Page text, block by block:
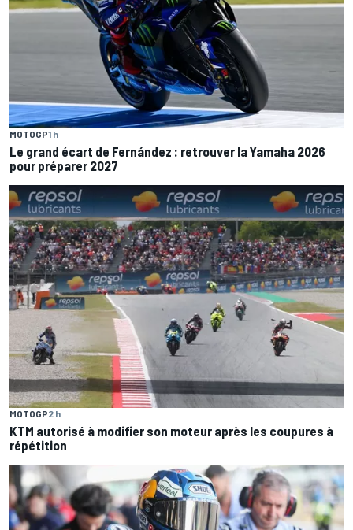
MOTOGP1 h
Le grand écart de Fernández : retrouver la Yamaha 2026
pour préparer 2027
MOTOGP2 h
KTM autorisé à modifier son moteur après les coupures à
répétition